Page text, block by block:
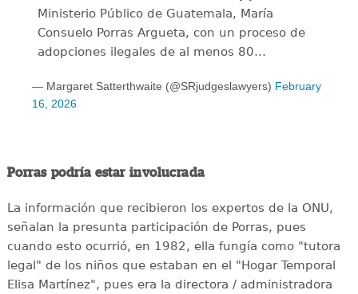
Ministerio Público de Guatemala, María
Consuelo Porras Argueta, con un proceso de
adopciones ilegales de al menos 80…
— Margaret Satterthwaite (@SRjudgeslawyers) February
16, 2026
Porras podría estar involucrada
La información que recibieron los expertos de la ONU,
señalan la presunta participación de Porras, pues
cuando esto ocurrió, en 1982, ella fungía como "tutora
legal" de los niños que estaban en el "Hogar Temporal
Elisa Martínez", pues era la directora / administradora